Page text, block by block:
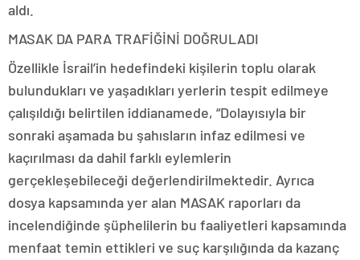
aldı.
MASAK DA PARA TRAFİĞİNİ DOĞRULADI
Özellikle İsrail’in hedefindeki kişilerin toplu olarak
bulundukları ve yaşadıkları yerlerin tespit edilmeye
çalışıldığı belirtilen iddianamede, “Dolayısıyla bir
sonraki aşamada bu şahısların infaz edilmesi ve
kaçırılması da dahil farklı eylemlerin
gerçekleşebileceği değerlendirilmektedir. Ayrıca
dosya kapsamında yer alan MASAK raporları da
incelendiğinde şüphelilerin bu faaliyetleri kapsamında
menfaat temin ettikleri ve suç karşılığında da kazanç